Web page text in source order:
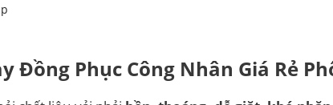
Đồng Phục Công Nhân Giá Rẻ